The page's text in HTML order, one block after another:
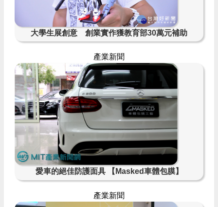
大學生展創意 創業實作獲教育部30萬元補助
產業新聞
愛車的絕佳防護面具 【Masked車體包膜】
產業新聞